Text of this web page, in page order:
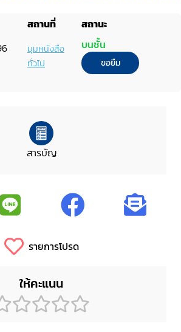
สถานที่
สถานะ
มุมหนังสือ
ทั่วไป
บนชั้น
ขอยืม
สารบัญ
รายการโปรด
ให้คะแนน